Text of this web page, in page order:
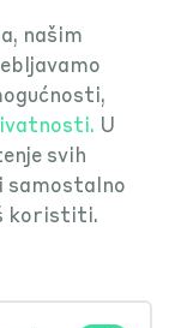
našim
U
svih
samostalno
koristiti.